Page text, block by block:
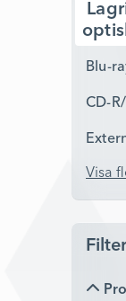
Blu-
CD-
Visa
Filter